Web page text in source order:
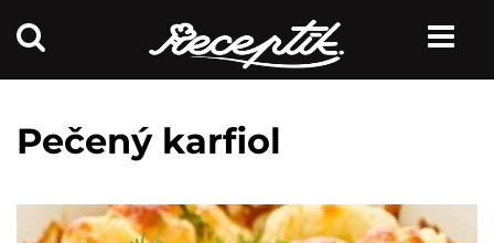
Pečený karfiol